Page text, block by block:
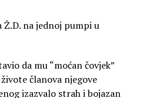
Ž.D. na jednoj pumpi u
da mu “moćan čovjek”
članova njegove
izazvalo strah i bojazan